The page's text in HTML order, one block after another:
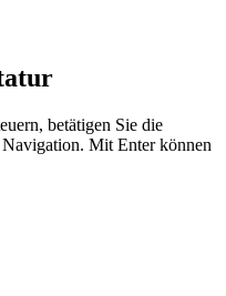
betätigen Sie die
Mit Enter können